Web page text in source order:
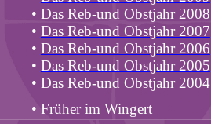
• Das Reb-und Obstjahr 2008
• Das Reb-und Obstjahr 2007
• Das Reb-und Obstjahr 2006
• Das Reb-und Obstjahr 2005
• Das Reb-und Obstjahr 2004
• Früher im Wingert